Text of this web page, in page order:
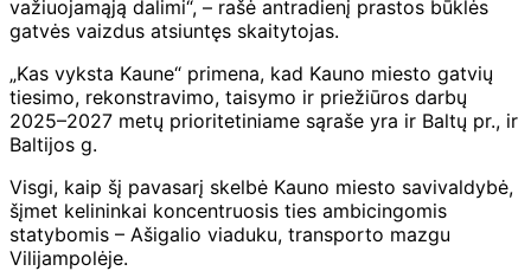
važiuojamąją dalimi“, – rašė antradienį prastos būklės
gatvės vaizdus atsiuntęs skaitytojas.
„Kas vyksta Kaune“ primena, kad Kauno miesto gatvių
tiesimo, rekonstravimo, taisymo ir priežiūros darbų
2025–2027 metų prioritetiniame sąraše yra ir Baltų pr., ir
Baltijos g.
Visgi, kaip šį pavasarį skelbė Kauno miesto savivaldybė,
šįmet kelininkai koncentruosis ties ambicingomis
statybomis – Ašigalio viaduku, transporto mazgu
Vilijampolėje.